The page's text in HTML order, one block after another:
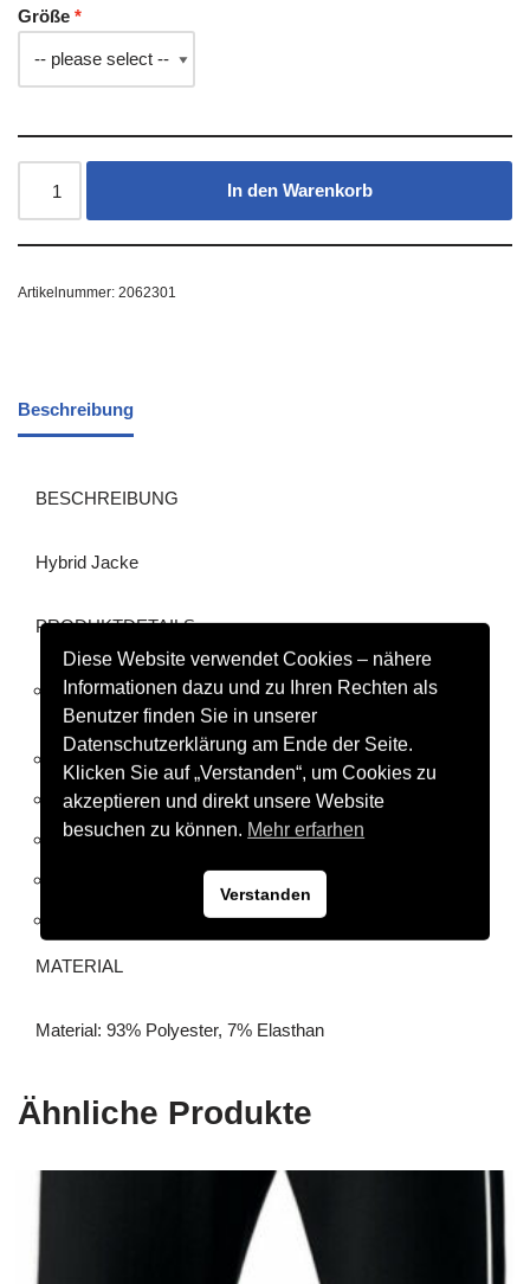
Größe
In den Warenkorb
Artikelnummer: 2062301
Beschreibung
BESCHREIBUNG
Hybrid Jacke
PRODUKTDETAILS
Wärmende, wattierte Übergangsjacke für niedrigere
Temperaturen.
Wattiertes Material im oberen Bereich
Hält dank angerauter Innenseite angenehm warm
Seitliche Reißverschlusstaschen
Reißverschluss mit Kinnschutz
Hoher Kragen mit Kapuze
MATERIAL
Material: 93% Polyester, 7% Elasthan
Ähnliche Produkte
Diese Website verwendet Cookies – nähere
Informationen dazu und zu Ihren Rechten als
Benutzer finden Sie in unserer
Datenschutzerklärung am Ende der Seite.
Klicken Sie auf „Verstanden“, um Cookies zu
akzeptieren und direkt unsere Website
besuchen zu können. Mehr erfarhen
Verstanden